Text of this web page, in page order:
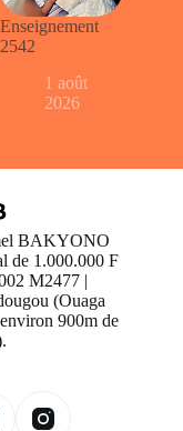
Enseignement
2542
1 août
2026
BAKYONO
de 1.000.000 F
M2477 |
(Ouaga
900m de